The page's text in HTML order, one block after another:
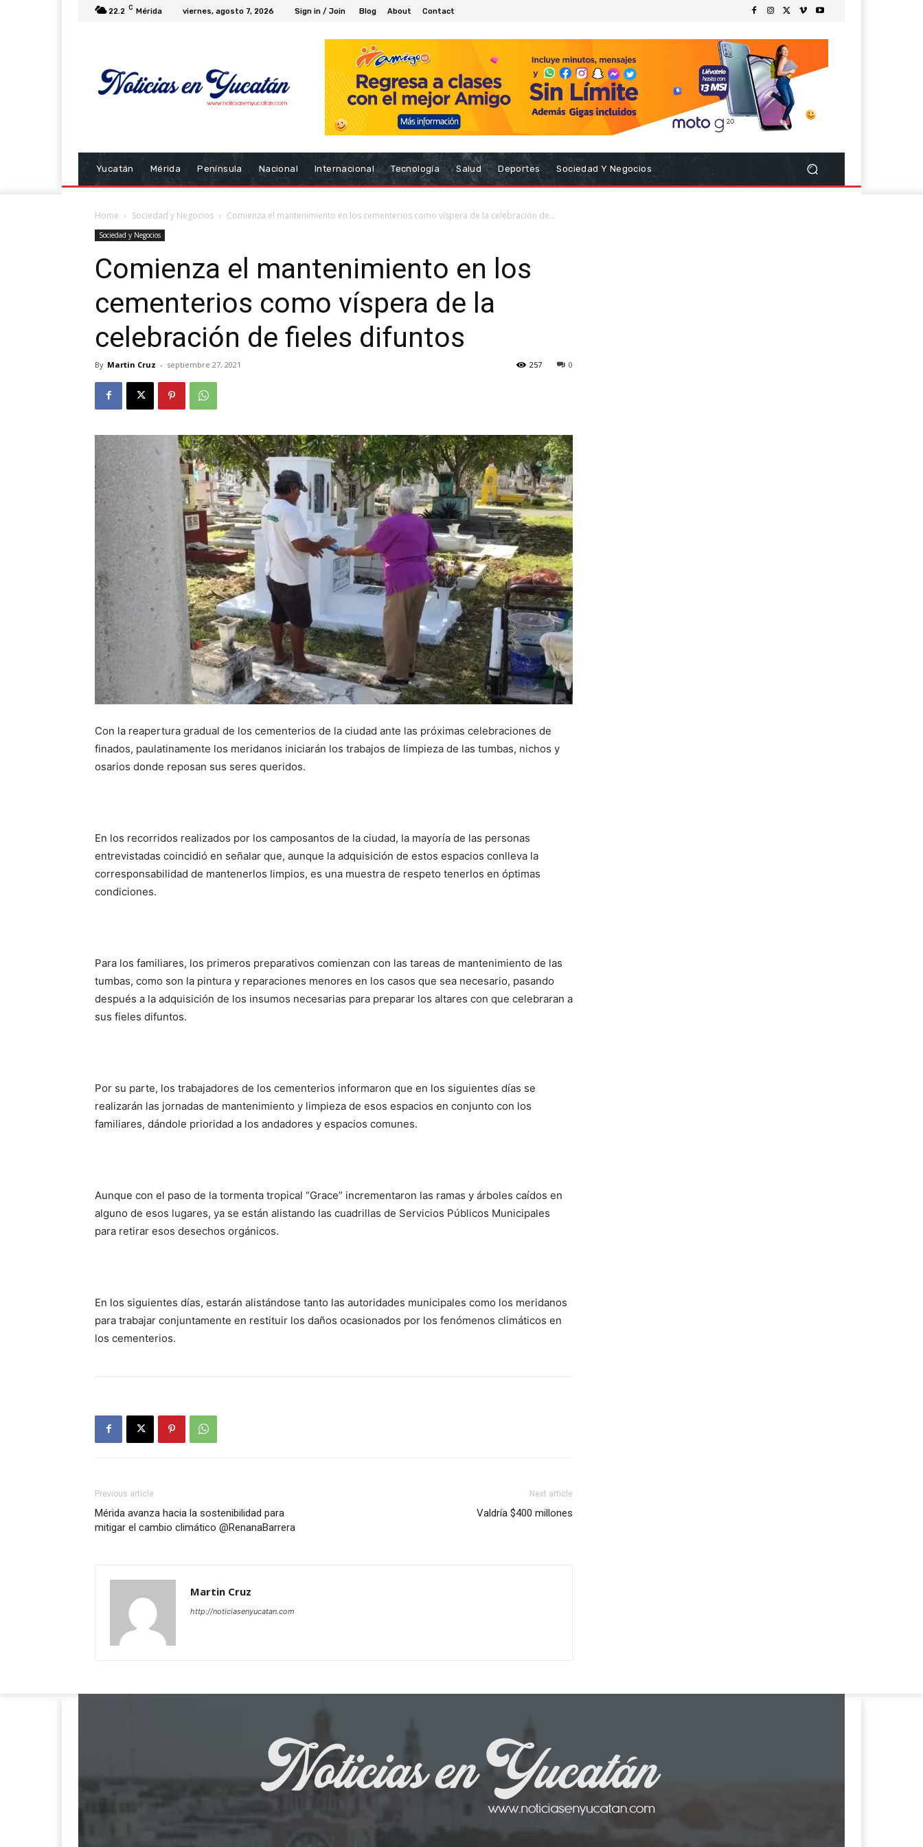
22.2 C Mérida viernes, agosto 7, 2026 Sign in / Join Blog About Contact
Yucatán Mérida Península Nacional Internacional Tecnología Salud Deportes Sociedad Y Negocios
Home Sociedad y Negocios Comienza el mantenimiento en los cementerios como víspera de la celebración de...
Sociedad y Negocios
Comienza el mantenimiento en los
cementerios como víspera de la
celebración de fieles difuntos
By Martin Cruz - septiembre 27, 2021 0
257
Con la reapertura gradual de los cementerios de la ciudad ante las próximas celebraciones de
finados, paulatinamente los meridanos iniciarán los trabajos de limpieza de las tumbas, nichos y
osarios donde reposan sus seres queridos.
En los recorridos realizados por los camposantos de la ciudad, la mayoría de las personas
entrevistadas coincidió en señalar que, aunque la adquisición de estos espacios conlleva la
corresponsabilidad de mantenerlos limpios, es una muestra de respeto tenerlos en óptimas
condiciones.
Para los familiares, los primeros preparativos comienzan con las tareas de mantenimiento de las
tumbas, como son la pintura y reparaciones menores en los casos que sea necesario, pasando
después a la adquisición de los insumos necesarias para preparar los altares con que celebraran a
sus fieles difuntos.
Por su parte, los trabajadores de los cementerios informaron que en los siguientes días se
realizarán las jornadas de mantenimiento y limpieza de esos espacios en conjunto con los
familiares, dándole prioridad a los andadores y espacios comunes.
Aunque con el paso de la tormenta tropical “Grace” incrementaron las ramas y árboles caídos en
alguno de esos lugares, ya se están alistando las cuadrillas de Servicios Públicos Municipales
para retirar esos desechos orgánicos.
En los siguientes días, estarán alistándose tanto las autoridades municipales como los meridanos
para trabajar conjuntamente en restituir los daños ocasionados por los fenómenos climáticos en
los cementerios.
Previous article
Mérida avanza hacia la sostenibilidad para
mitigar el cambio climático @RenanaBarrera
Next article
Valdría $400 millones
Martin Cruz
http://noticiasenyucatan.com